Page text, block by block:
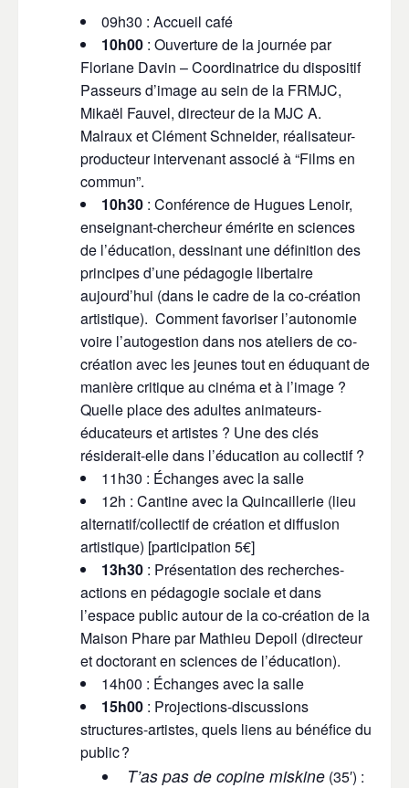
09h30 : Accueil café
10h00 : Ouverture de la journée par
Floriane Davin – Coordinatrice du dispositif
Passeurs d’image au sein de la FRMJC,
Mikaël Fauvel, directeur de la MJC A.
Malraux et Clément Schneider, réalisateur-
producteur intervenant associé à “Films en
commun”.
10h30 : Conférence de Hugues Lenoir,
enseignant-chercheur émérite en sciences
de l’éducation, dessinant une définition des
principes d’une pédagogie libertaire
aujourd’hui (dans le cadre de la co-création
artistique). Comment favoriser l’autonomie
voire l’autogestion dans nos ateliers de co-
création avec les jeunes tout en éduquant de
manière critique au cinéma et à l’image ?
Quelle place des adultes animateurs-
éducateurs et artistes ? Une des clés
résiderait-elle dans l’éducation au collectif ?
11h30 : Échanges avec la salle
12h : Cantine avec la Quincaillerie (lieu
alternatif/collectif de création et diffusion
artistique) [participation 5€]
13h30 : Présentation des recherches-
actions en pédagogie sociale et dans
l’espace public autour de la co-création de la
Maison Pharepar Mathieu Depoil (directeur
et doctorant en sciences de l’éducation).
14h00 : Échanges avec la salle
15h00 : Projections-discussions
structures-artistes, quels liens au bénéfice du
public?
T’as pas de copine miskine (35′) :